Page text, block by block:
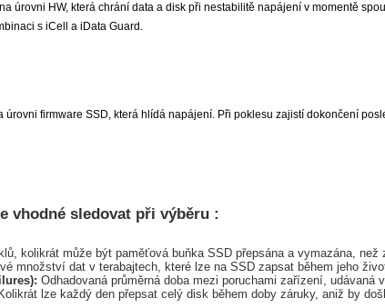
úrovni HW, která chrání data a disk při nestabilitě napájení v momentě
s iCell a iData Guard.
úrovni firmware SSD, která hlídá napájení. Při poklesu zajistí dokončení
vhodné sledovat při výběru :
kolikrát může být paměťová buňka SSD přepsána a vymazána, než
množství dat v terabajtech, které lze na SSD zapsat během jeho
Odhadovaná průměrná doba mezi poruchami zařízení, udávaná
Kolikrát lze každý den přepsat celý disk během doby záruky, aniž by